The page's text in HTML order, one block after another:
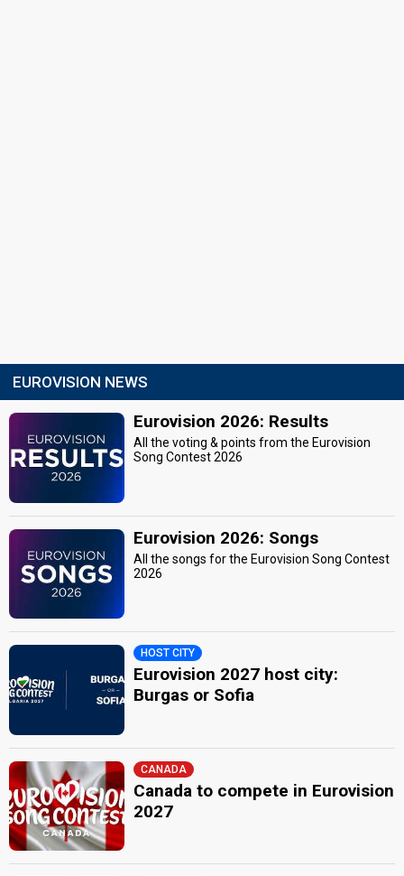
EUROVISION NEWS
Eurovision 2026: Results
All the voting & points from the Eurovision
Song Contest 2026
Eurovision 2026: Songs
All the songs for the Eurovision Song Contest
2026
HOST CITY
Eurovision 2027 host city:
Burgas or Sofia
CANADA
Canada to compete in Eurovision
2027